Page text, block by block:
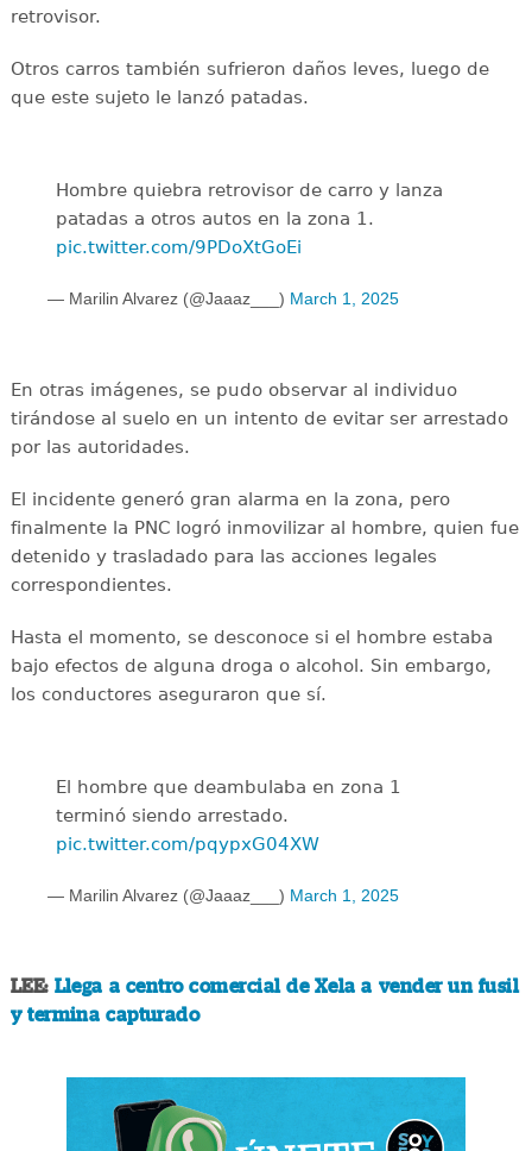
retrovisor.
Otros carros también sufrieron daños leves, luego de
que este sujeto le lanzó patadas.
Hombre quiebra retrovisor de carro y lanza
patadas a otros autos en la zona 1.
pic.twitter.com/9PDoXtGoEi
— Marilin Alvarez (@Jaaaz___) March 1, 2025
En otras imágenes, se pudo observar al individuo
tirándose al suelo en un intento de evitar ser arrestado
por las autoridades.
El incidente generó gran alarma en la zona, pero
finalmente la PNC logró inmovilizar al hombre, quien fue
detenido y trasladado para las acciones legales
correspondientes.
Hasta el momento, se desconoce si el hombre estaba
bajo efectos de alguna droga o alcohol. Sin embargo,
los conductores aseguraron que sí.
El hombre que deambulaba en zona 1
terminó siendo arrestado.
pic.twitter.com/pqypxG04XW
— Marilin Alvarez (@Jaaaz___) March 1, 2025
LEE: Llega a centro comercial de Xela a vender un fusil
y termina capturado